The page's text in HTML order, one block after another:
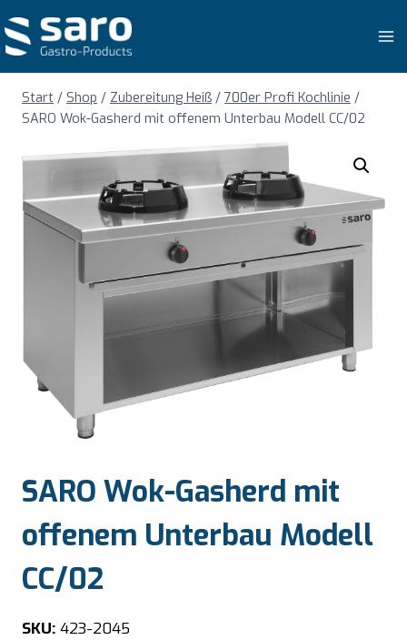
Inhalt
springen
Start / Shop / Zubereitung Heiß / 700er Profi Kochlinie /
SARO Wok-Gasherd mit offenem Unterbau Modell CC/02
SARO Wok-Gasherd mit
offenem Unterbau Modell
CC/02
SKU: 423-2045